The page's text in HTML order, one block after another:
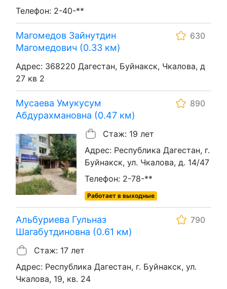
Телефон: 2-40-**
Магомедов Зайнутдин
Магомедович (0.33 км)
630
Адрес: 368220 Дагестан, Буйнакск, Чкалова, д
27 кв 2
Мусаева Умукусум
Абдурахмановна (0.47 км)
890
Стаж: 19 лет
Адрес: Республика Дагестан, г.
Буйнакск, ул. Чкалова, д. 14/47
Телефон: 2-78-**
Работает в выходные
Альбуриева Гульназ
Шагабутдиновна (0.61 км)
790
Стаж: 17 лет
Адрес: Республика Дагестан, г. Буйнакск, ул.
Чкалова, 19, кв. 24